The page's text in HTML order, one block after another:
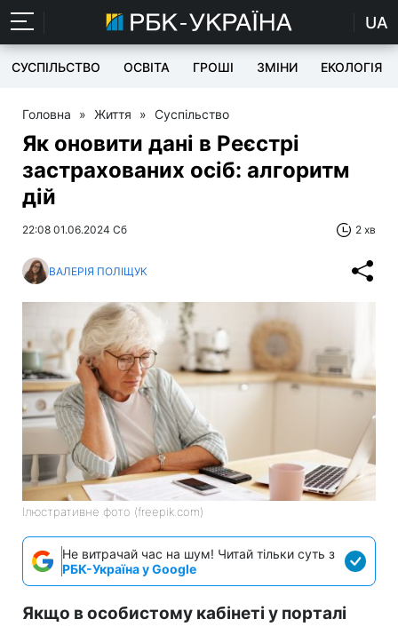
UA
СУСПІЛЬСТВО ОСВІТА ГРОШІ ЗМІНИ ЕКОЛОГІЯ
Головна » Життя » Суспільство
Як оновити дані в Реєстрі
застрахованих осіб: алгоритм
дій
22:08 01.06.2024 Сб 2 хв
ВАЛЕРІЯ ПОЛІЩУК
Ілюстративне фото (freepik.com)
Не витрачай час на шум! Читай тільки суть з
РБК-Україна у Google
Якщо в особистому кабінеті у порталі